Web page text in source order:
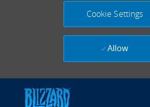
Cookie Settings
Allow